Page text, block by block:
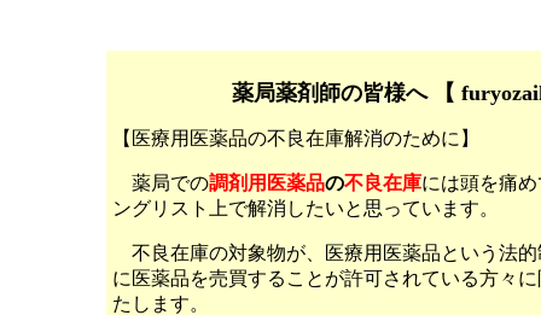
薬局薬剤師の皆様へ 【
【医療用医薬品の不良在庫解消のために】
薬局での調剤用医薬品の不良在庫には頭を痛
ングリスト上で解消したいと思っています。
不良在庫の対象物が、医療用医薬品という法
に医薬品を売買することが許可されている方々
たします。